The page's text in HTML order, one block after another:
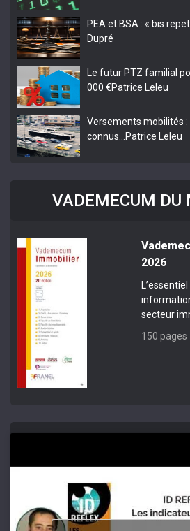
PEA et BSA : « bis
Dupré
Le futur PTZ familial
000 €Patrice Leleu
Versements mobilités
connus…
Patrice Leleu
VADEMECUM DU
2026
secteur
150 pages